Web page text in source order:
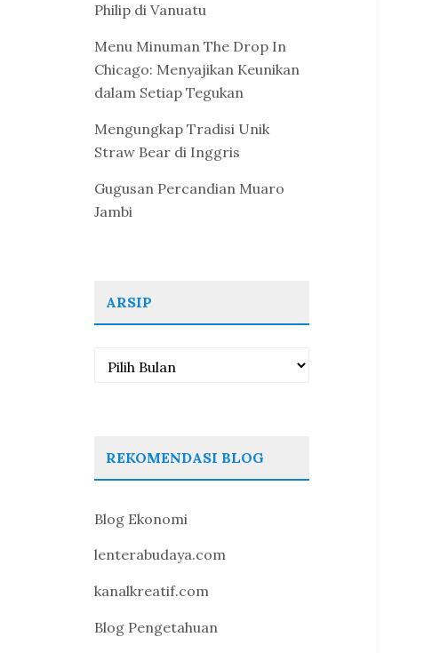
Philip di Vanuatu
Menu Minuman The Drop In
Chicago: Menyajikan Keunikan
dalam Setiap Tegukan
Mengungkap Tradisi Unik
Straw Bear di Inggris
Gugusan Percandian Muaro
Jambi
ARSIP
Arsip
REKOMENDASI BLOG
Blog Ekonomi
lenterabudaya.com
kanalkreatif.com
Blog Pengetahuan